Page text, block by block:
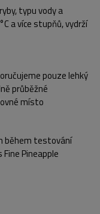
typu vody a
a více stupňů, vydrží
pouze lehký
průběžné
místo
během testování
Pineapple